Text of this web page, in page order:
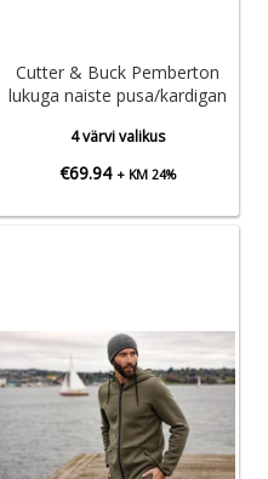
Cutter & Buck Pemberton
lukuga naiste pusa/kardigan
4 värvi valikus
€69.94 + KM 24%